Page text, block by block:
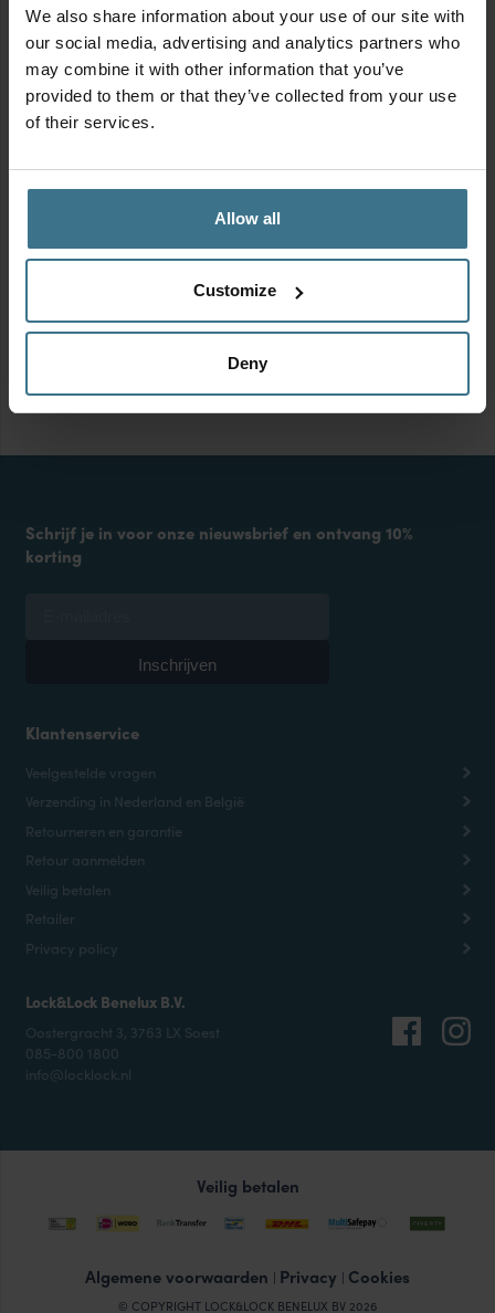
We also share information about your use of our site with
our social media, advertising and analytics partners who
may combine it with other information that you’ve
provided to them or that they’ve collected from your use
of their services.
Allow all
Customize
Deny
Productinformatie
Geschikt voor
Klantenservice
Veelgestelde vragen
Verzending in Nederland en België
Retourneren en garantie
Retour aanmelden
Veilig betalen
Retailer
Privacy policy
Lock&Lock Benelux B.V.
Oostergracht 3, 3763 LX Soest
085-800 1800
info@locklock.nl
Schrijf je in voor onze nieuwsbrief en ontvang 10%
korting
Veilig betalen
Algemene voorwaarden | Privacy | Cookies
© COPYRIGHT LOCK&LOCK BENELUX BV 2026